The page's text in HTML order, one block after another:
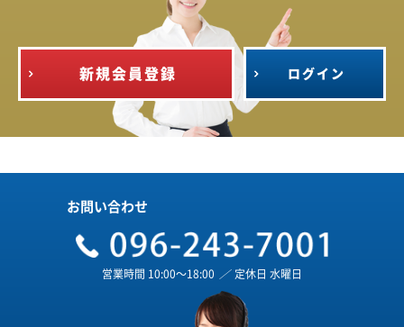
新規会員登録 ログイン
お問い合わせ
営業時間 10:00～18:00 ／ 定休日 水曜日